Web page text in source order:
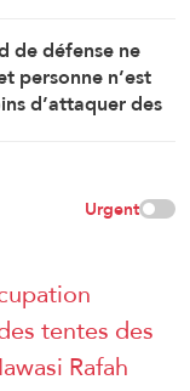
de défense ne
personne n’est
d’attaquer des
Urgent
tentes des
Rafah